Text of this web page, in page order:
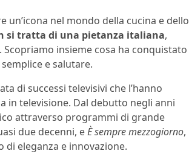
un’icona nel mondo della cucina e dello
si tratta di una pietanza italiana,
insieme cosa ha conquistato
e salutare.
di successi televisivi che l’hanno
in televisione. Dal debutto negli anni
attraverso programmi di grande
due decenni, eÈ sempre mezzogiorno,
eleganza e innovazione.